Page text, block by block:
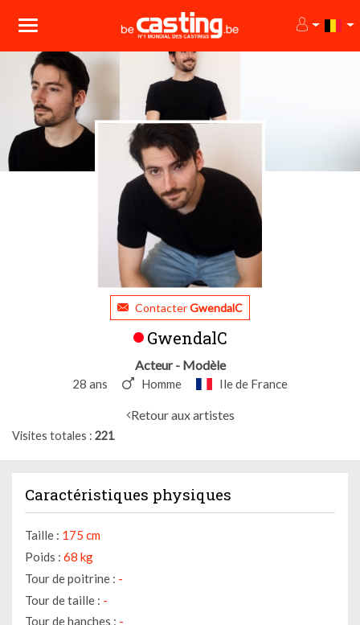
ContacterGwendalC
GwendalC
Acteur - Modèle
28 ans Homme Ile de France
Retour aux artistes
Visites totales 221
Caractéristiques physiques
Taille : 175 cm
Poids : 68 kg
Tour de poitrine : -
Tour de taille : -
Tour de hanches : -